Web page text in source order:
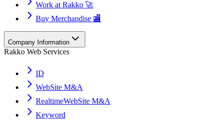
Work at Rakko 🚀
Buy Merchandise 🏬
Company Information
Rakko Web Services
ID
WebSite M&A
RealtimeWebSite M&A
Keyword